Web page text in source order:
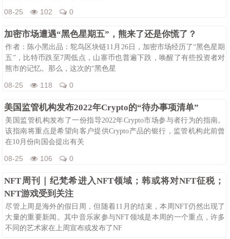
08-25 102 0
加密市场遭遇“黑色星期五”，熊来了还是你慌了？
作者：陈小黑出品：鸵鸟区块链11月26日，加密市场经历了“黑色星期
五”，比特币跌至7周低点，山寨币也普遍下跌，唤醒了有些投资者对
熊市的记忆。那么，这次的“黑色星
08-25 118 0
美国监管机构发布2022年Crypto的“待办事项清单”
美国监管机构发布了一份指导2022年Crypto市场参与者行为的指南。
该指南将重点是希望向客户提供Crypto产品的银行，监管机构此前曾
在10月份向国会提出有关
08-25 106 0
NFT周刊｜纪梵希进入NFT领域；韩或将对NFT征税；
NFT游戏受到关注
尽管上周是海外的假日周，但随着11月的结束，本周NFT仍然出现了
大量的重要新闻。其中音乐家参与NFT领域是本周的一个重点，许多
不同的艺术家在上周宣布或发布了NF